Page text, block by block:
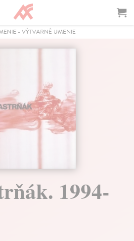
- VÝTVARNÉ UMENIE
1994-